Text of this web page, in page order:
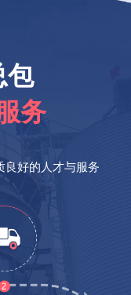
包
务
良好的人才与服务